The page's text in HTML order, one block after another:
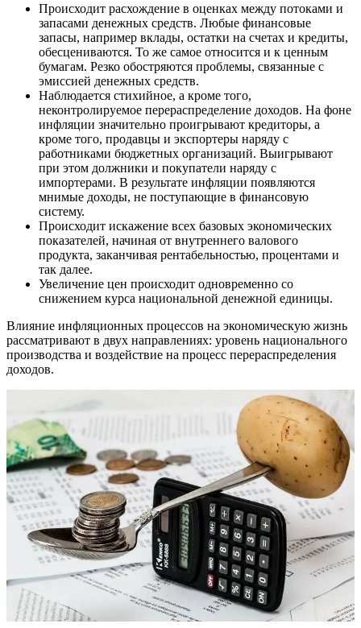
Происходит расхождение в оценках между потоками и
запасами денежных средств. Любые финансовые
запасы, например вклады, остатки на счетах и кредиты,
обесцениваются. То же самое относится и к ценным
бумагам. Резко обостряются проблемы, связанные с
эмиссией денежных средств.
Наблюдается стихийное, а кроме того,
неконтролируемое перераспределение доходов. На фоне
инфляции значительно проигрывают кредиторы, а
кроме того, продавцы и экспортеры наряду с
работниками бюджетных организаций. Выигрывают
при этом должники и покупатели наряду с
импортерами. В результате инфляции появляются
мнимые доходы, не поступающие в финансовую
систему.
Происходит искажение всех базовых экономических
показателей, начиная от внутреннего валового
продукта, заканчивая рентабельностью, процентами и
так далее.
Увеличение цен происходит одновременно со
снижением курса национальной денежной единицы.
Влияние инфляционных процессов на экономическую жизнь
рассматривают в двух направлениях: уровень национального
производства и воздействие на процесс перераспределения
доходов.